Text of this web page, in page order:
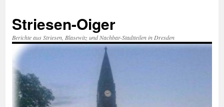
springen
Striesen-Oiger
Berichte aus Striesen, Blasewitz und Nachbar-Stadtteilen in Dresden